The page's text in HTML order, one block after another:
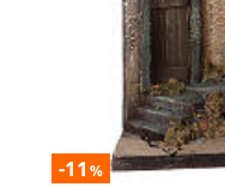
-11 %